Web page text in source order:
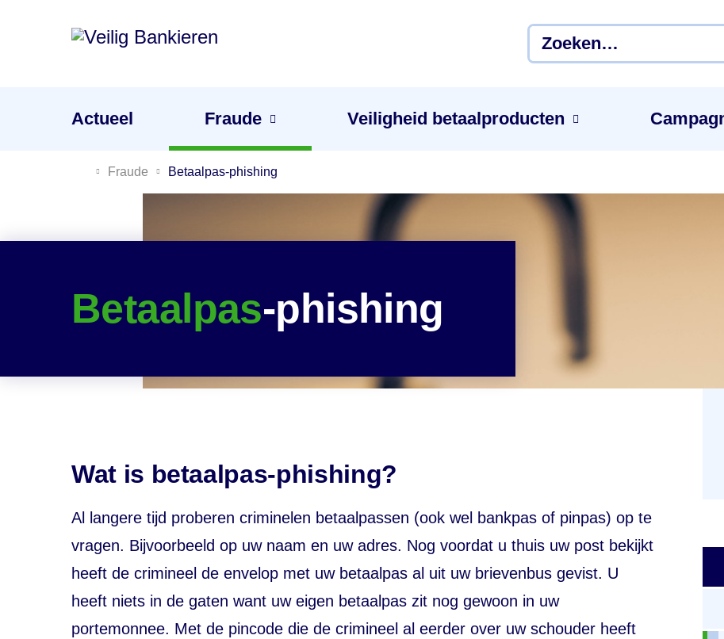
Veilig
Bankieren
Actueel Fraude Veiligheid betaal­producten
Fraude Betaalpas-phishing
Betaalpas-phishing
Wat is betaalpas-phishing?
Al langere tijd proberen criminelen betaalpassen (ook wel bankpas of pinpas) op te
vragen. Bijvoorbeeld op uw naam en uw adres. Nog voordat u thuis uw post bekijkt
heeft de crimineel de envelop met uw betaalpas al uit uw brievenbus gevist. U
heeft niets in de gaten want uw eigen betaalpas zit nog gewoon in uw
portemonnee. Met de pincode die de crimineel al eerder over uw schouder heeft